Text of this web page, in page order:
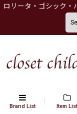
ロリータ・ゴシック・
Brand List Item